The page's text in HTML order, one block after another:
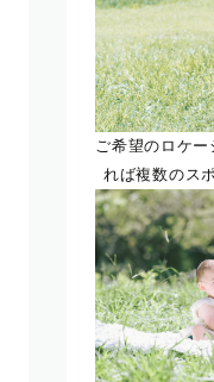
ご希望のロケ
れば複数のス